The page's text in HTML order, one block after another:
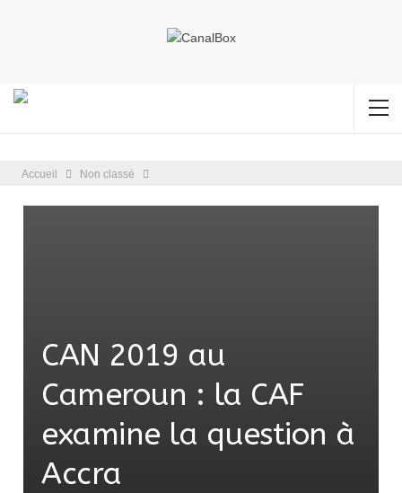
Accueil Non classé
CAN 2019 au
Cameroun : la CAF
examine la question à
Accra